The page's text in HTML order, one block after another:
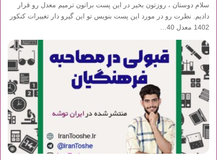
سلام دوستان ، روزتون بخیر در این پست براتون ترمیم معدل رو قرار
دادیم. نظرت رو در مورد این پست بنویس تو این گیرو دار تغییرات کنکور
1402 معدل 40…